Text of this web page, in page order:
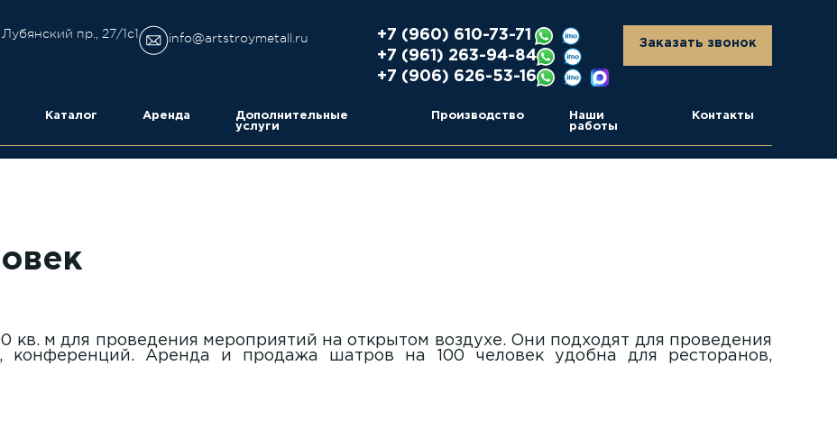
пр., 27/1с1 info@artstroymetall.ru
+7 (960) 610-73-71
+7 (961) 263-94-84
+7 (906) 626-53-16
Заказать звонок
Каталог Аренда
Дополнительные
услуги
Производство
Наши
работы
Контакты
м для проведения мероприятий на открытом воздухе. Они подходят для проведения
конференций. Аренда и продажа шатров на 100 человек удобна для ресторанов,